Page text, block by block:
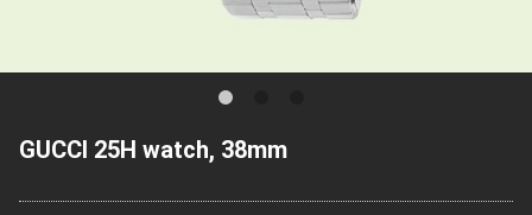
GUCCI 25H watch, 38mm